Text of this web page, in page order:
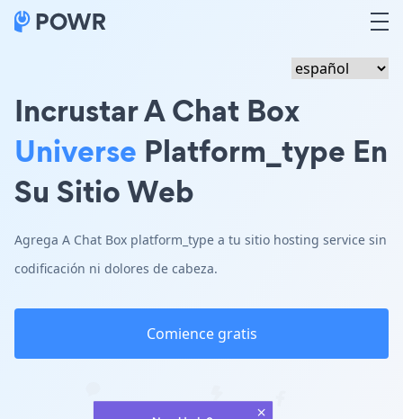
Incrustar A Chat Box
Universe Platform_type En
Su Sitio Web
Agrega A Chat Box platform_type a tu sitio hosting service sin
codificación ni dolores de cabeza.
Comience gratis